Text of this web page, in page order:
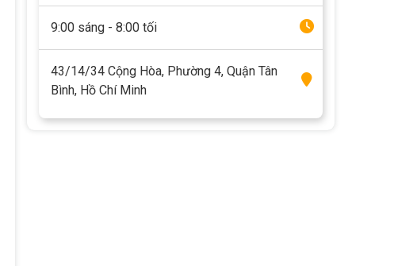
9:00 sáng - 8:00 tối
43/14/34 Cộng Hòa, Phường 4, Quận Tân
Bình, Hồ Chí Minh